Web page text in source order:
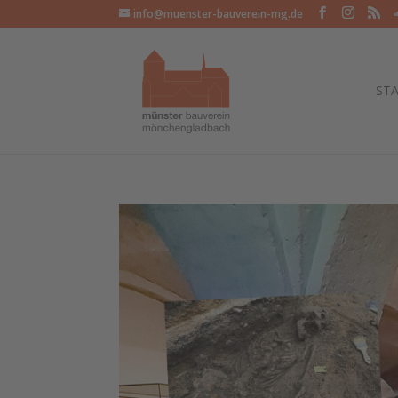
info@muenster-bauverein-mg.de